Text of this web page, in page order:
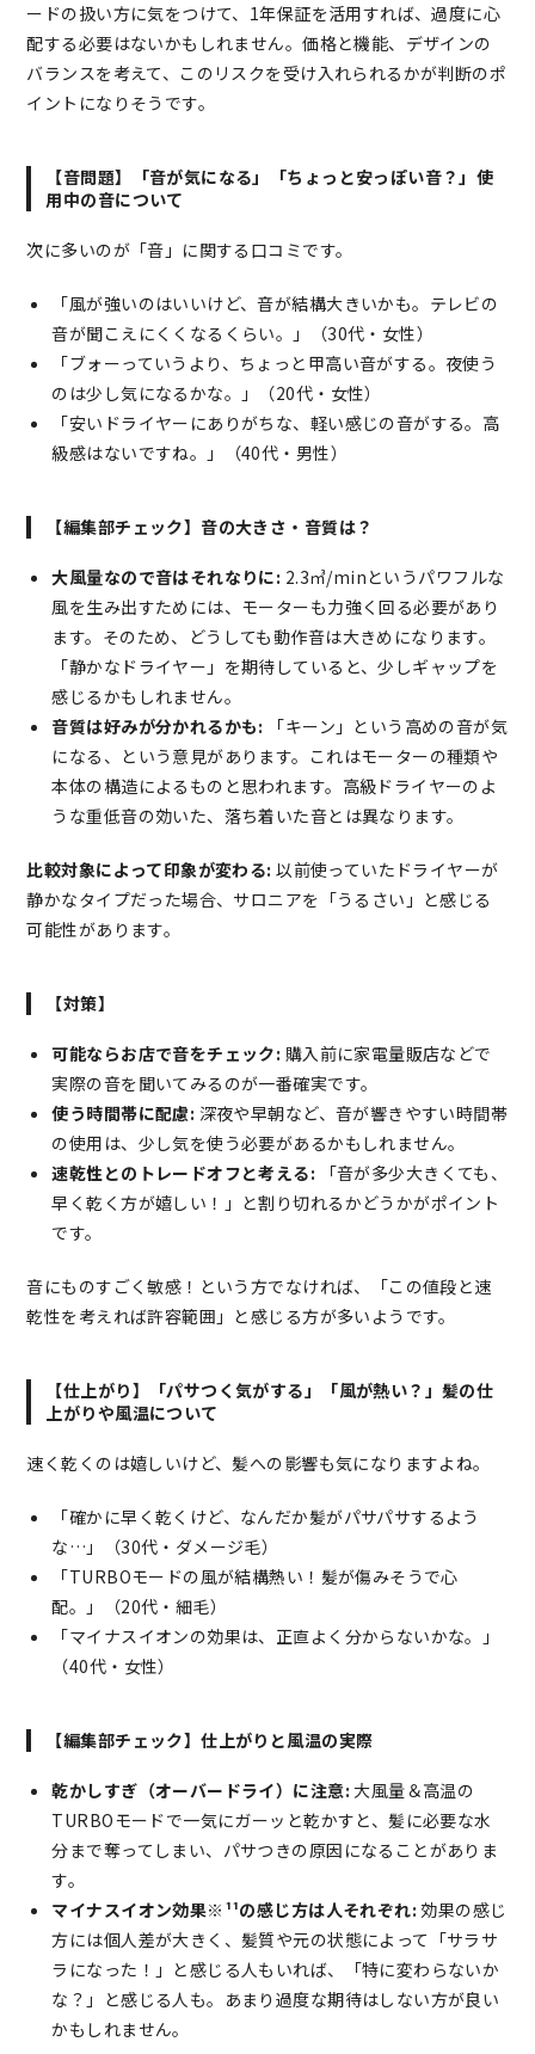
ードの扱い方に気をつけて、1年保証を活用すれば、過度に心
配する必要はないかもしれません。価格と機能、デザインの
バランスを考えて、このリスクを受け入れられるかが判断のポ
イントになりそうです。
【音問題】「音が気になる」「ちょっと安っぽい音？」使
用中の音について
次に多いのが「音」に関する口コミです。
「風が強いのはいいけど、音が結構大きいかも。テレビの
音が聞こえにくくなるくらい。」（30代・女性）
「ブォーっていうより、ちょっと甲高い音がする。夜使う
のは少し気になるかな。」（20代・女性）
「安いドライヤーにありがちな、軽い感じの音がする。高
級感はないですね。」（40代・男性）
【編集部チェック】音の大きさ・音質は？
大風量なので音はそれなりに: 2.3㎥/minというパワフルな
風を生み出すためには、モーターも力強く回る必要があり
ます。そのため、どうしても動作音は大きめになります。
「静かなドライヤー」を期待していると、少しギャップを
感じるかもしれません。
音質は好みが分かれるかも: 「キーン」という高めの音が気
になる、という意見があります。これはモーターの種類や
本体の構造によるものと思われます。高級ドライヤーのよ
うな重低音の効いた、落ち着いた音とは異なります。
比較対象によって印象が変わる: 以前使っていたドライヤーが
静かなタイプだった場合、サロニアを「うるさい」と感じる
可能性があります。
【対策】
可能ならお店で音をチェック: 購入前に家電量販店などで
実際の音を聞いてみるのが一番確実です。
使う時間帯に配慮: 深夜や早朝など、音が響きやすい時間帯
の使用は、少し気を使う必要があるかもしれません。
速乾性とのトレードオフと考える: 「音が多少大きくても、
早く乾く方が嬉しい！」と割り切れるかどうかがポイント
です。
音にものすごく敏感！という方でなければ、「この値段と速
乾性を考えれば許容範囲」と感じる方が多いようです。
【仕上がり】「パサつく気がする」「風が熱い？」髪の仕
上がりや風温について
速く乾くのは嬉しいけど、髪への影響も気になりますよね。
「確かに早く乾くけど、なんだか髪がパサパサするよう
な…」（30代・ダメージ毛）
「TURBOモードの風が結構熱い！髪が傷みそうで心
配。」（20代・細毛）
「マイナスイオンの効果は、正直よく分からないかな。」
（40代・女性）
【編集部チェック】仕上がりと風温の実際
乾かしすぎ（オーバードライ）に注意: 大風量＆高温の
TURBOモードで一気にガーッと乾かすと、髪に必要な水
分まで奪ってしまい、パサつきの原因になることがありま
す。
マイナスイオン効果※¹¹の感じ方は人それぞれ: 効果の感じ
方には個人差が大きく、髪質や元の状態によって「サラサ
ラになった！」と感じる人もいれば、「特に変わらないか
な？」と感じる人も。あまり過度な期待はしない方が良い
かもしれません。